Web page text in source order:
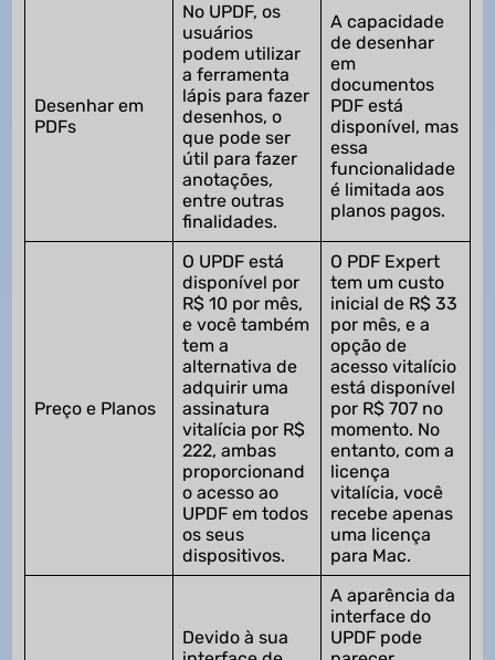
Desenhar em
PDFs
No UPDF, os
usuários
podem utilizar
a ferramenta
lápis para fazer
desenhos, o
que pode ser
útil para fazer
anotações,
entre outras
finalidades.
A capacidade
de desenhar
em
documentos
PDF está
disponível, mas
essa
funcionalidade
é limitada aos
planos pagos.
Preço e Planos
O UPDF está
disponível por
R$ 10 por mês,
e você também
tem a
alternativa de
adquirir uma
assinatura
vitalícia por R$
222, ambas
proporcionand
o acesso ao
UPDF em todos
os seus
dispositivos.
O PDF Expert
tem um custo
inicial de R$ 33
por mês, e a
opção de
acesso vitalício
está disponível
por R$ 707 no
momento. No
entanto, com a
licença
vitalícia, você
recebe apenas
uma licença
para Mac.
Devido à sua
A aparência da
interface do
UPDF pode